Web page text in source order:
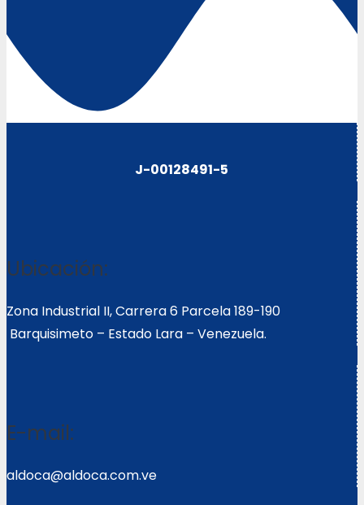
J-00128491-5
Ubicación:
Zona Industrial II, Carrera 6 Parcela 189-190
Barquisimeto – Estado Lara – Venezuela.
E-mail:
aldoca@aldoca.com.ve